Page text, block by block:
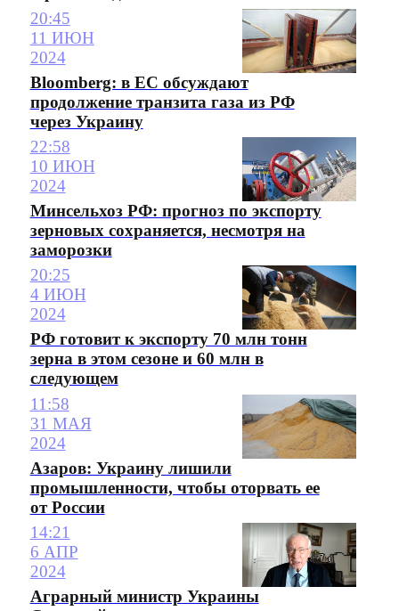
20:45
11 ИЮН
2024
Bloomberg: в ЕС обсуждают
продолжение транзита газа из РФ
через Украину
22:58
10 ИЮН
2024
Минсельхоз РФ: прогноз по экспорту
зерновых сохраняется, несмотря на
заморозки
20:25
4 ИЮН
2024
РФ готовит к экспорту 70 млн тонн
зерна в этом сезоне и 60 млн в
следующем
11:58
31 МАЯ
2024
Азаров: Украину лишили
промышленности, чтобы оторвать ее
от России
14:21
6 АПР
2024
Аграрный министр Украины